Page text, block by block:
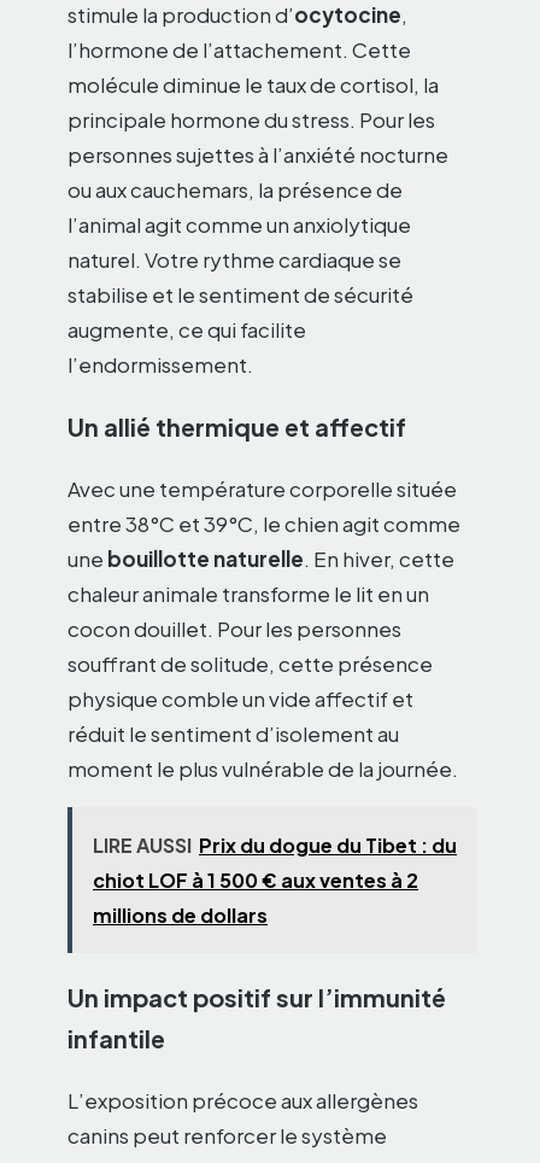
stimule la production d’ocytocine,
l’hormone de l’attachement. Cette
molécule diminue le taux de cortisol, la
principale hormone du stress. Pour les
personnes sujettes à l’anxiété nocturne
ou aux cauchemars, la présence de
l’animal agit comme un anxiolytique
naturel. Votre rythme cardiaque se
stabilise et le sentiment de sécurité
augmente, ce qui facilite
l’endormissement.
Un allié thermique et affectif
Avec une température corporelle située
entre 38°C et 39°C, le chien agit comme
une bouillotte naturelle. En hiver, cette
chaleur animale transforme le lit en un
cocon douillet. Pour les personnes
souffrant de solitude, cette présence
physique comble un vide affectif et
réduit le sentiment d’isolement au
moment le plus vulnérable de la journée.
LIRE AUSSI Prix du dogue du Tibet : du
chiot LOF à 1 500 € aux ventes à 2
millions de dollars
Un impact positif sur l’immunité
infantile
L’exposition précoce aux allergènes
canins peut renforcer le système